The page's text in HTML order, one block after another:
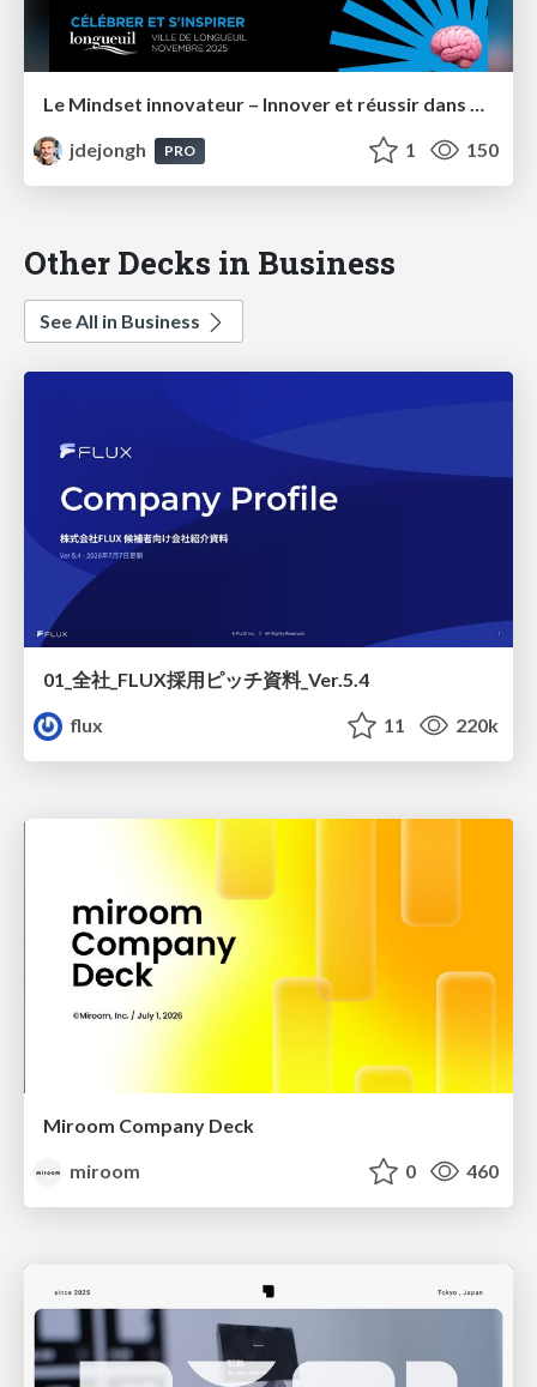
Le Mindset innovateur – Innover et réussir dans un monde en perpétuel changement – Longueuil
jdejongh
PRO 1 150
Other Decks in Business
See All in Business
01_全社_FLUX採用ピッチ資料_Ver.5.4
flux
11 220k
Miroom Company Deck
miroom
0 460